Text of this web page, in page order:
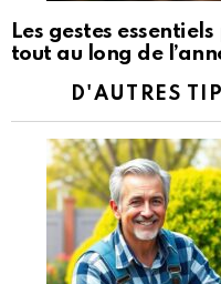
Les gestes
tout au long de
D'AUTRES